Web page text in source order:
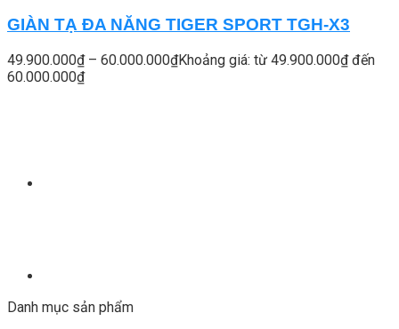
GIÀN TẠ ĐA NĂNG TIGER SPORT TGH-X3
49.900.000₫ – 60.000.000₫Khoảng giá: từ 49.900.000₫ đến
60.000.000₫
Danh mục sản phẩm